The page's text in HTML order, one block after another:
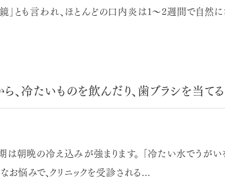
とも言われ、ほとんどの口内炎は1〜2週間で自然に
、冷たいものを飲んだり、歯ブラシを当て
朝晩の冷え込みが強まります。 「冷たい水でうがいを
お悩みで、クリニックを受診される...